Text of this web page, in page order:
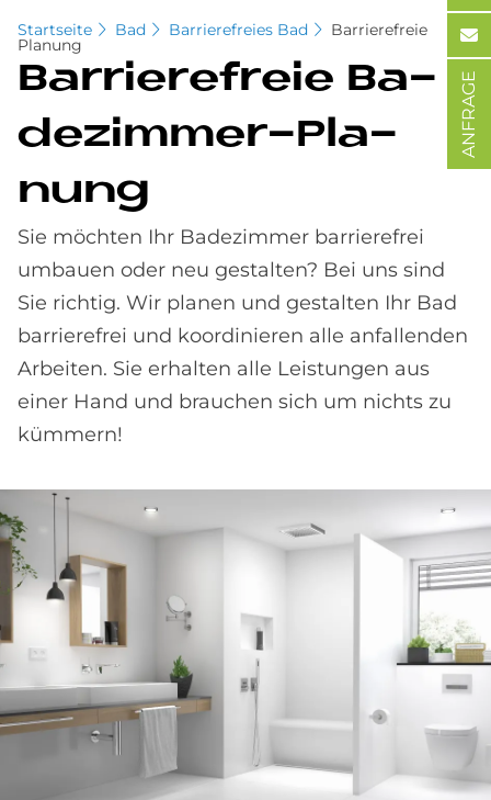
Startseite Bad Barrierefreies Bad Barrierefreie
Planung
Bar­rie­re­freie Ba­
de­zim­mer-Pla­
nung
Sie möchten Ihr Badezimmer barrierefrei
umbauen oder neu gestalten? Bei uns sind
Sie richtig. Wir planen und gestalten Ihr Bad
barrierefrei und koordinieren alle anfallenden
Arbeiten. Sie erhalten alle Leistungen aus
einer Hand und brauchen sich um nichts zu
kümmern!
ANFRAGE